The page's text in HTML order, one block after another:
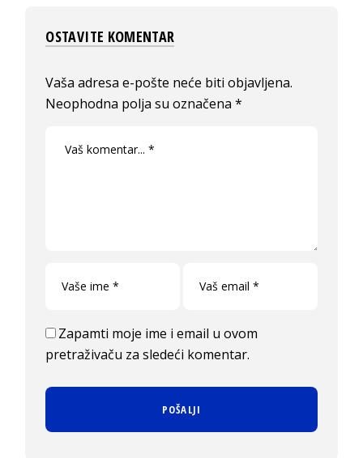
OSTAVITE KOMENTAR
Vaša adresa e-pošte neće biti objavljena.
Neophodna polja su označena*
Zapamti moje ime i email u ovom
pretraživaču za sledeći komentar.